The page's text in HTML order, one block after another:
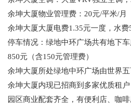
余坤大厦物业管理费：20元/平米/月
余坤大厦大厦电费1.35元一度，水费
停车情况：绿地中环广场共有地下
850元（含150元管理费）
余坤大厦所处绿地中环广场由世界
余坤大厦内现已招商到多家优质租
园区商业配套齐全，有便利店、咖